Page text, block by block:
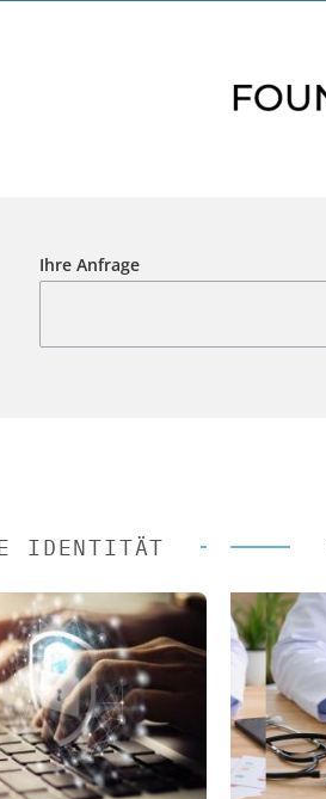
Ihre Anfrage
IDENTITÄT